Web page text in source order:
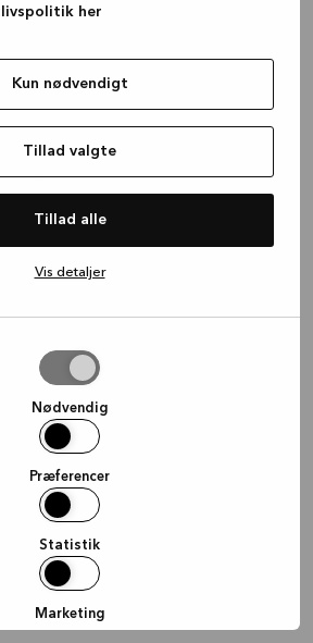
her
Kun nødvendigt
Tillad valgte
Tillad alle
Vis detaljer
Nødvendig
Præferencer
Statistik
Marketing
(see the browser console for more
information).